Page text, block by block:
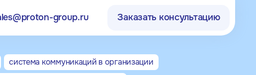
group.ru Заказать консультацию
8 (800) 250-15-73 sales@proton-group.ru
система коммуникаций в организации